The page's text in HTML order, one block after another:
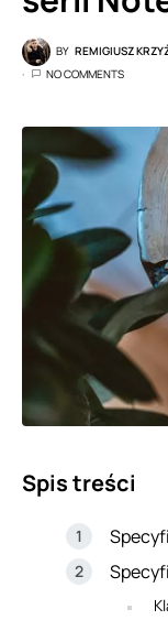
BY REMIGIUSZ
NO COMMENTS
Spis treści